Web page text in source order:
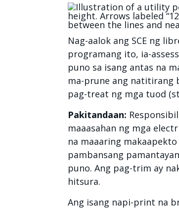
Image
Nag-aalok ang SCE ng
programang ito, ia-
puno sa isang antas na
ma-prune ang natitirang
pag-treat ng mga tuod
Pakitandaan:
maaasahan ng mga
na maaaring
pambansang
puno. Ang pag-trim ay
hitsura.
Ang isang napi-print na